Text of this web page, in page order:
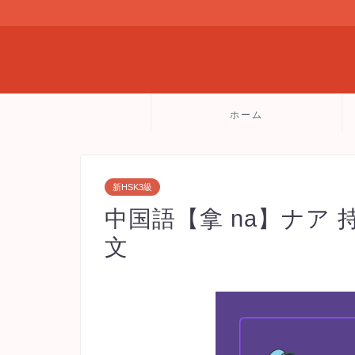
ホーム
新HSK3級
中国語【拿 na】ナア
文